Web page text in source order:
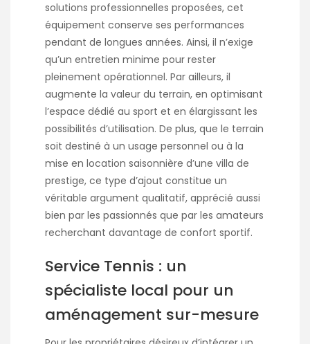
solutions professionnelles proposées, cet
équipement conserve ses performances
pendant de longues années. Ainsi, il n’exige
qu’un entretien minime pour rester
pleinement opérationnel. Par ailleurs, il
augmente la valeur du terrain, en optimisant
l’espace dédié au sport et en élargissant les
possibilités d’utilisation. De plus, que le terrain
soit destiné à un usage personnel ou à la
mise en location saisonnière d’une villa de
prestige, ce type d’ajout constitue un
véritable argument qualitatif, apprécié aussi
bien par les passionnés que par les amateurs
recherchant davantage de confort sportif.
Service Tennis : un
spécialiste local pour un
aménagement sur-mesure